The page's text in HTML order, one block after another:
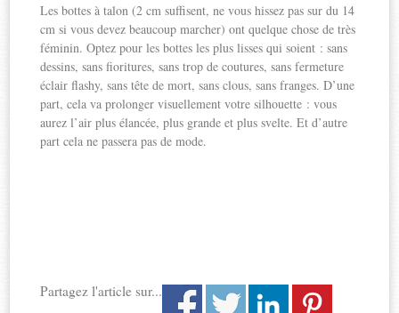
Les bottes à talon (2 cm suffisent, ne vous hissez pas sur du 14
cm si vous devez beaucoup marcher) ont quelque chose de très
féminin. Optez pour les bottes les plus lisses qui soient : sans
dessins, sans fioritures, sans trop de coutures, sans fermeture
éclair flashy, sans tête de mort, sans clous, sans franges. D’une
part, cela va prolonger visuellement votre silhouette : vous
aurez l’air plus élancée, plus grande et plus svelte. Et d’autre
part cela ne passera pas de mode.
Partagez l'article sur...